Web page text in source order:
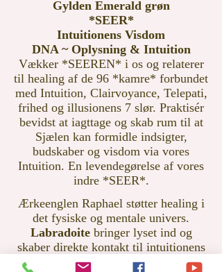
Gylden Emerald grøn
*SEER*
Intuitionens Visdom
DNA ~ Oplysning & Intuition
Vækker *SEEREN* i os og relaterer
til healing af de 96 *kamre* forbundet
med Intuition, Clairvoyance, Telepati,
frihed og illusionens 7 slør. Praktisér
bevidst at iagttage og skab rum til at
Sjælen kan formidle indsigter,
budskaber og visdom via vores
Intuition. En levendegørelse af vores
indre *SEER*.
Ærkeenglen Raphael støtter healing i
det fysiske og mentale univers.
Labradoitebringer lyset ind og
skaber direkte kontakt til intuitionens
portal af alle dimensioner. Skaber ro